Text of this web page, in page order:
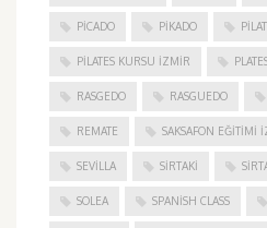
PICADO PIKADO
PILATES KURSU İZMIR
RASGEDO RASGUEDO
REMATE SAKSAFON EĞITIMI
SEVILLA SIRTAKI
SOLEA SPANISH CLASS